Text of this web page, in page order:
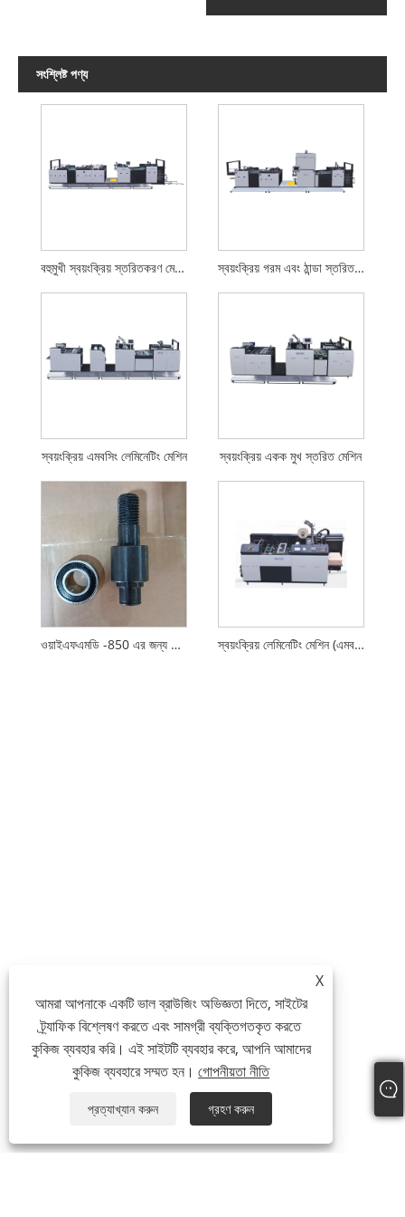
সংশ্লিষ্ট পণ্য
বহুমুখী স্বয়ংক্রিয় স্তরিতকরণ মেশিন স্বয়ংক্রিয় গরম এবং ঠান্ডা স্তরিত মেশিন
স্বয়ংক্রিয় এমবসিং লেমিনেটিং মেশিন স্বয়ংক্রিয় একক মুখ স্তরিত মেশিন
ওয়াইএফএমডি -850 এর জন্য 6004 বহনকারী মেশিন আনুষাঙ্গিকগুলি ল্যামিনেটিং স্বয়ংক্রিয় লেমিনেটিং মেশিন (এমবসিং সহ)
X
আমরা আপনাকে একটি ভাল ব্রাউজিং অভিজ্ঞতা দিতে, সাইটের
ট্র্যাফিক বিশ্লেষণ করতে এবং সামগ্রী ব্যক্তিগতকৃত করতে
কুকিজ ব্যবহার করি। এই সাইটটি ব্যবহার করে, আপনি আমাদের
কুকিজ ব্যবহারে সম্মত হন।গোপনীয়তা নীতি
প্রত্যাখ্যান করুন গ্রহণ করুন